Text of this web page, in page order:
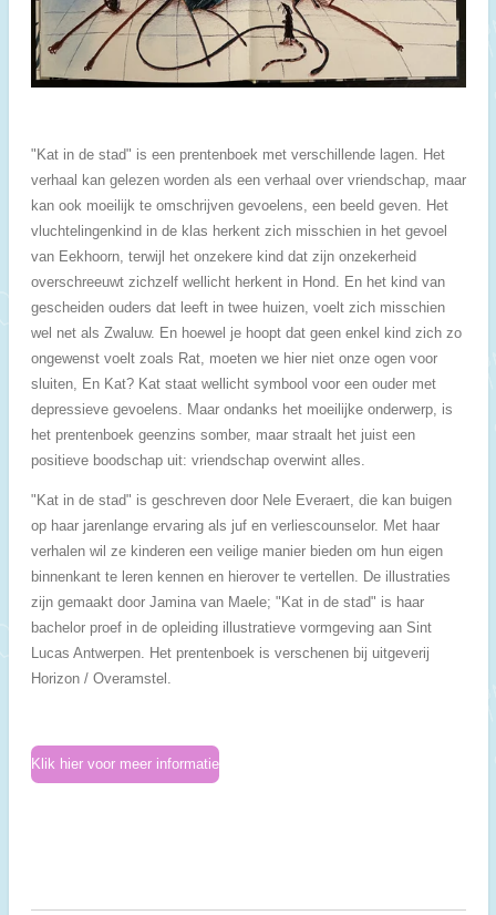
"Kat in de stad" is een prentenboek met verschillende lagen. Het
verhaal kan gelezen worden als een verhaal over vriendschap, maar
kan ook moeilijk te omschrijven gevoelens, een beeld geven. Het
vluchtelingenkind in de klas herkent zich misschien in het gevoel
van Eekhoorn, terwijl het onzekere kind dat zijn onzekerheid
overschreeuwt zichzelf wellicht herkent in Hond. En het kind van
gescheiden ouders dat leeft in twee huizen, voelt zich misschien
wel net als Zwaluw. En hoewel je hoopt dat geen enkel kind zich zo
ongewenst voelt zoals Rat, moeten we hier niet onze ogen voor
sluiten, En Kat? Kat staat wellicht symbool voor een ouder met
depressieve gevoelens. Maar ondanks het moeilijke onderwerp, is
het prentenboek geenzins somber, maar straalt het juist een
positieve boodschap uit: vriendschap overwint alles.
"Kat in de stad" is geschreven door Nele Everaert, die kan buigen
op haar jarenlange ervaring als juf en verliescounselor. Met haar
verhalen wil ze kinderen een veilige manier bieden om hun eigen
binnenkant te leren kennen en hierover te vertellen. De illustraties
zijn gemaakt door Jamina van Maele; "Kat in de stad" is haar
bachelor proef in de opleiding illustratieve vormgeving aan Sint
Lucas Antwerpen. Het prentenboek is verschenen bij uitgeverij
Horizon / Overamstel.
Klik hier voor meer informatie